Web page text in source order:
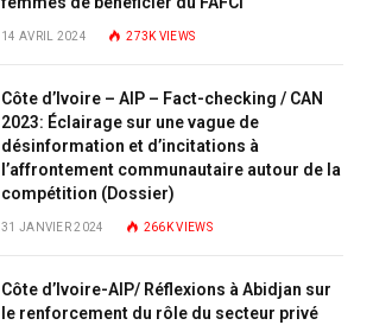
14 AVRIL 2024 273KVIEWS
Côte d’Ivoire – AIP – Fact-checking / CAN
2023: Éclairage sur une vague de
désinformation et d’incitations à
l’affrontement communautaire autour de la
compétition (Dossier)
31 JANVIER 2024 266KVIEWS
Côte d’Ivoire-AIP/ Réflexions à Abidjan sur
le renforcement du rôle du secteur privé